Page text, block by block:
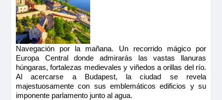
Navegación por la mañana. Un recorrido mágico por
Europa Central donde admirarás las vastas llanuras
húngaras, fortalezas medievales y viñedos a orillas del río.
Al acercarse a Budapest, la ciudad se revela
majestuosamente con sus emblemáticos edificios y su
imponente parlamento junto al agua.